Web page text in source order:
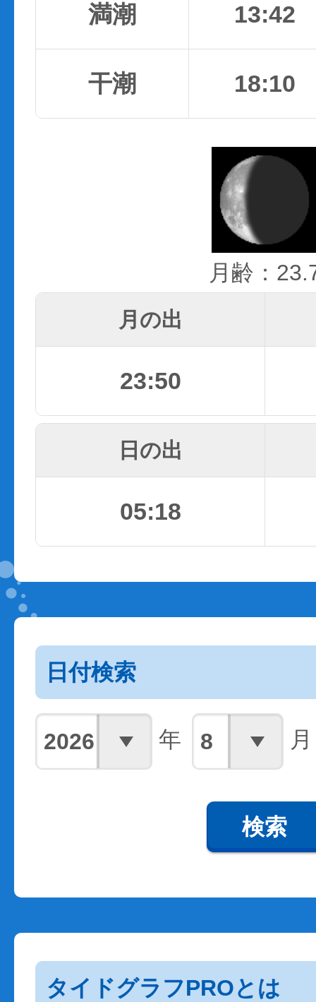
満潮 13:42
干潮 18:10
月齢：
月の出
23:50
日の出
05:18
日付検索
年 月
検索
タイドグラフPROとは